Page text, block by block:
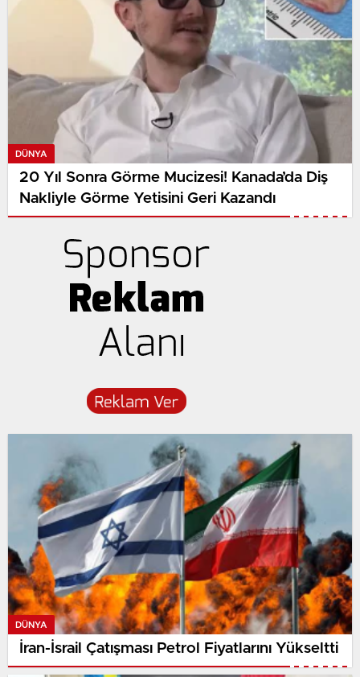
DÜNYA
20 Yıl Sonra Görme Mucizesi! Kanada’da Diş
Nakliyle Görme Yetisini Geri Kazandı
DÜNYA
İran-İsrail Çatışması Petrol Fiyatlarını Yükseltti